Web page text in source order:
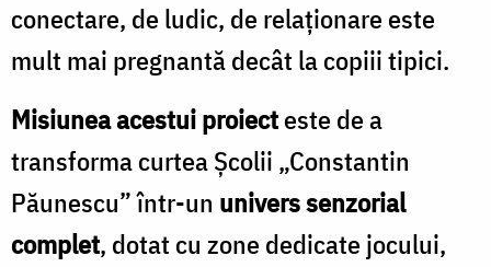
conectare, de ludic, de relaționare este
mult mai pregnantă decât la copiii tipici.
Misiunea acestui proiecteste de a
transforma curtea Școlii „Constantin
Păunescu” într-un univers senzorial
complet, dotat cu zone dedicate jocului,